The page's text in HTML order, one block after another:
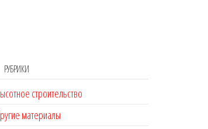
РУБРИКИ
строительство
материалы